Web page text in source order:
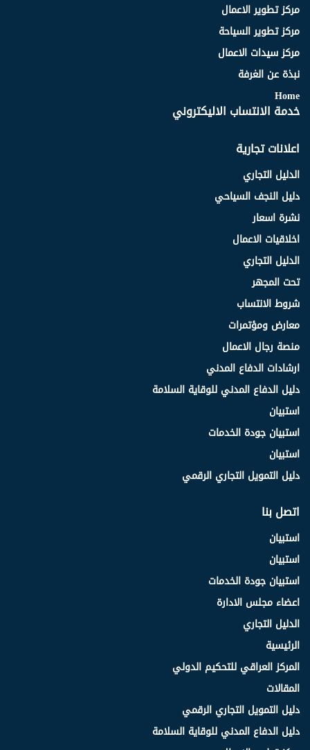
مركز تطوير الاعمال
مركز تطوير السياحة
مركز سيدات الاعمال
نبذة عن الغرفة
Home
خدمة الانتساب الاليكتروني
اعلانات تجارية
الدليل التجاري
دليل النجف السياحي
نشرة اسعار
اخلاقيات الاعمال
الدليل التجاري
تحت المجهر
شروط الانتساب
معارض ومؤتمرات
منصة رجال الاعمال
ارشادات الدفاع المدني
دليل الدفاع المدني للوقاية السلامة
استبيان
استبيان جودة الخدمات
استبيان
دليل التمويل التجاري الرقمي
اتصل بنا
استبيان
استبيان
استبيان جودة الخدمات
اعضاء مجلس الادارة
الدليل التجاري
الرئيسية
المركز العراقي للتحكيم الدولي
المقالات
دليل التمويل التجاري الرقمي
دليل الدفاع المدني للوقاية السلامة